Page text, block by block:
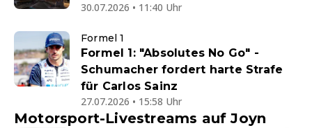
30.07.2026 • 11:40 Uhr
Formel 1
Formel 1: "Absolutes No Go" -
Schumacher fordert harte Strafe
für Carlos Sainz
27.07.2026 • 15:58 Uhr
Motorsport-Livestreams auf Joyn